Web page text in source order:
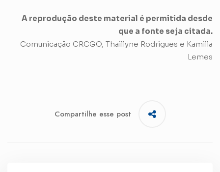
A reprodução deste material é permitida desde
que a fonte seja citada.
Comunicação CRCGO, Thaillyne Rodrigues e Kamilla
Lemes
Compartilhe esse post